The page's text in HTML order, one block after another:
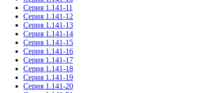
Серия 1.141-11
Серия 1.141-12
Серия 1.141-13
Серия 1.141-14
Серия 1.141-15
Серия 1.141-16
Серия 1.141-17
Серия 1.141-18
Серия 1.141-19
Серия 1.141-20